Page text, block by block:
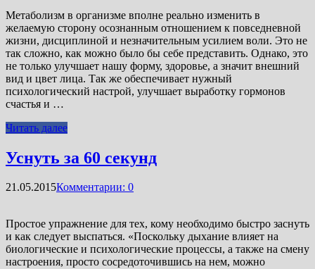
Метаболизм в организме вполне реально изменить в
желаемую сторону осознанным отношением к повседневной
жизни, дисциплиной и незначительным усилием воли. Это не
так сложно, как можно было бы себе представить. Однако, это
не только улучшает нашу форму, здоровье, а значит внешний
вид и цвет лица. Так же обеспечивает нужный
психологический настрой, улучшает выработку гормонов
счастья и …
Читать далее
Уснуть за 60 секунд
21.05.2015Комментарии: 0
Простое упражнение для тех, кому необходимо быстро заснуть
и как следует выспаться. «Поскольку дыхание влияет на
биологические и психологические процессы, а также на смену
настроения, просто сосредоточившись на нем, можно